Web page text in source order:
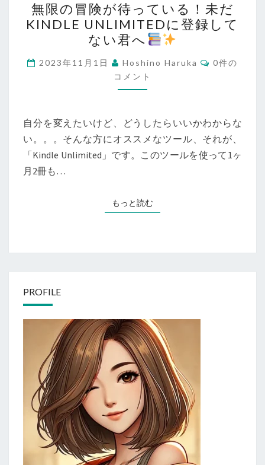
限
の
冒
険
が
待
て
い
る！
KINDLE
登
録
な
い
君
へ
無限の冒険が待っている！未だ
KINDLE UNLIMITEDに登録して
ない君へ
2023年11月1日 Hoshino Haruka
コ
メ
0件の
コメント
自分を変えたいけど、どうしたらいいかわからな
い。。。そんな方にオススメなツール、それが、
「Kindle Unlimited」です。このツールを使って1ヶ
月2冊も…
もっと読むもっと読む
PROFILE